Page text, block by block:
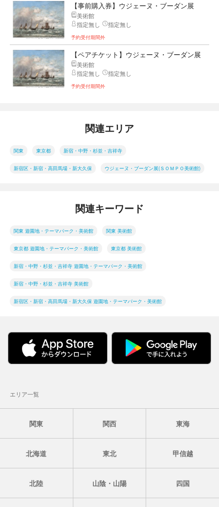
【事前購入券】ウジェーヌ・ブーダン展
美術館
指定無し
指定無し
予約受付期間外
【ペアチケット】ウジェーヌ・ブーダン展
美術館
指定無し
指定無し
予約受付期間外
関連エリア
関東 東京都 新宿・中野・杉並・吉祥寺
新宿区・新宿・高田馬場・新大久保 ウジェーヌ・ブーダン展(ＳＯＭＰＯ美術館)
関連キーワード
関東 遊園地・テーマパーク・美術館 関東 美術館
東京都 遊園地・テーマパーク・美術館 東京都 美術館
新宿・中野・杉並・吉祥寺 遊園地・テーマパーク・美術館
新宿・中野・杉並・吉祥寺 美術館
新宿区・新宿・高田馬場・新大久保 遊園地・テーマパーク・美術館
エリア一覧
関東 関西 東海
北海道 東北 甲信越
北陸 山陰・山陽 四国